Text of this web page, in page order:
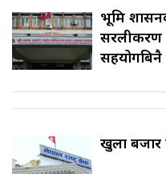
भूमि
सरलीकरण
खुला बजार